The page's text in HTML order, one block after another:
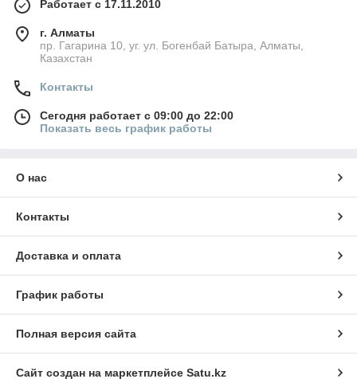
Работает с 17.11.2010
г. Алматы
пр. Гагарина 10, уг. ул. Богенбай Батыра, Алматы,
Казахстан
Контакты
Сегодня работает с 09:00 до 22:00
Показать весь график работы
О нас
Контакты
Доставка и оплата
График работы
Полная версия сайта
Сайт создан на маркетплейсе Satu.kz